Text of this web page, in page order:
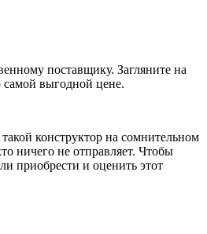
поставщику. Загляните на
самой выгодной цене.
конструктор на сомнительном
ничего не отправляет. Чтобы
приобрести и оценить этот